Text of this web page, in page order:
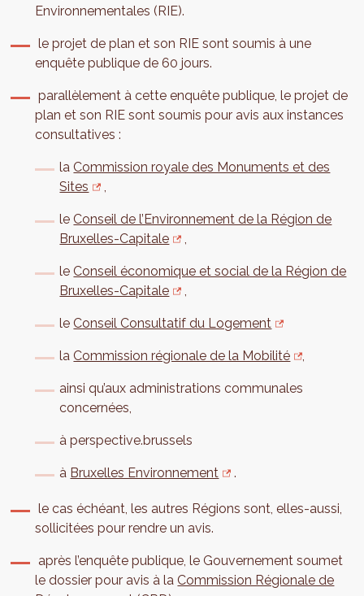
Environnementales (RIE).
le projet de plan et son RIE sont soumis à une
enquête publique de 60 jours.
parallèlement à cette enquête publique, le projet de
plan et son RIE sont soumis pour avis aux instances
consultatives :
laCommission royale des Monuments et des
Sites
,
leConseil de l’Environnement de la Région de
Bruxelles-Capitale
,
leConseil économique et social de la Région de
Bruxelles-Capitale
,
leConseil Consultatif du Logement
laCommission régionale de la Mobilité ,
ainsi qu’aux administrations communales
concernées,
à perspective.brussels
à Bruxelles Environnement .
le cas échéant, les autres Régions sont, elles-aussi,
sollicitées pour rendre un avis.
après l’enquête publique, le Gouvernement soumet
le dossier pour avis à laCommission Régionale de